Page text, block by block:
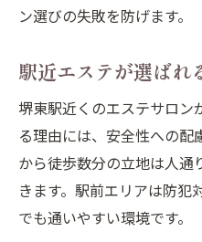
堺東駅エリアで人
エステの違法性や安
エステでマッサ
堺東駅周辺エス
違法サービスを
正規エステと風
堺東駅で合法的な
ン選びの失敗を防げます。
駅近エステが選ばれ
堺東駅近くのエステサロン
る理由には、安全性への配
から徒歩数分の立地は人通
きます。駅前エリアは防犯
でも通いやすい環境です。